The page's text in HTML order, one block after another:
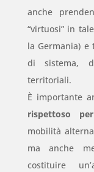
anche
“virtuosi” in
la Germania)
di sistema,
territoriali.
È importante
rispettoso
mobilità
ma anche
costituire